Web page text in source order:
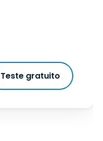
Teste gratuito